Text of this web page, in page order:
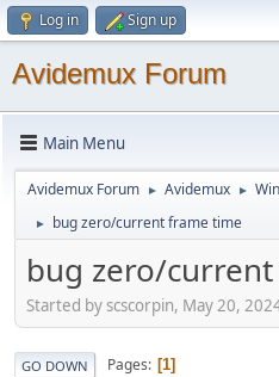
Log in Sign up
Avidemux Forum
Main Menu
Avidemux Forum ► Avidemux ►
► bug zero/current frame time
bug zero/
Started by scscorpin, May 20,
GO DOWN Pages 1